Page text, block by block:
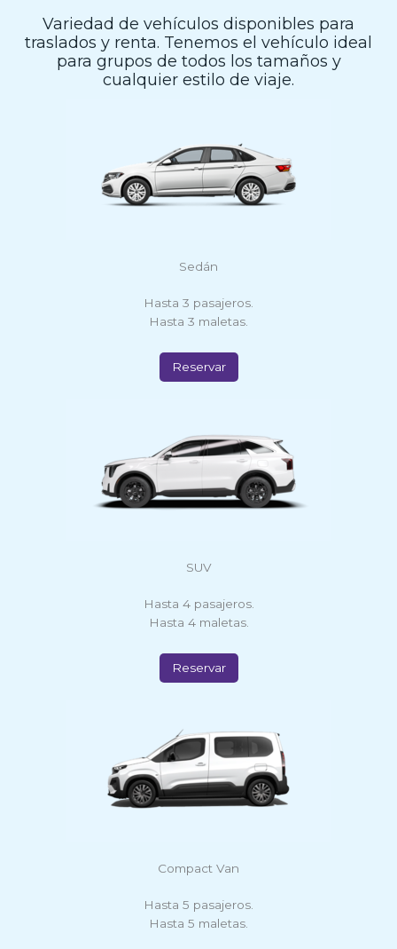
Variedad de vehículos disponibles para
traslados y renta. Tenemos el vehículo ideal
para grupos de todos los tamaños y
cualquier estilo de viaje.
Sedán
Hasta 3 pasajeros.
Hasta 3 maletas.
Reservar
SUV
Hasta 4 pasajeros.
Hasta 4 maletas.
Reservar
Compact Van
Hasta 5 pasajeros.
Hasta 5 maletas.